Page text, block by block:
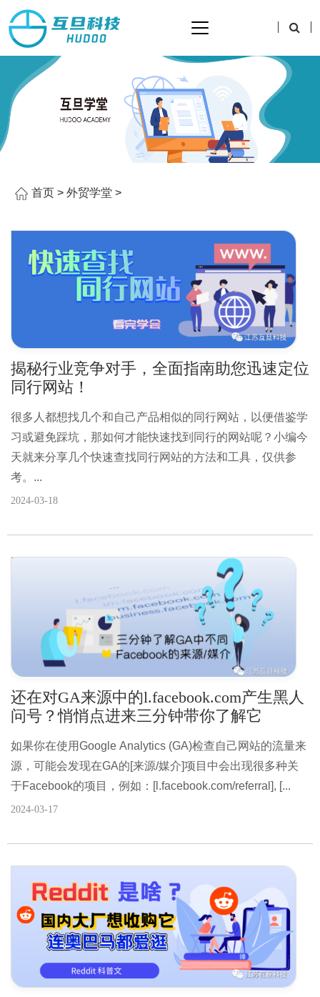
首页 > 外贸学堂 >
揭秘行业竞争对手，全面指南助您迅速定位
同行网站！
很多人都想找几个和自己产品相似的同行网站，以便借鉴学
习或避免踩坑，那如何才能快速找到同行的网站呢？小编今
天就来分享几个快速查找同行网站的方法和工具，仅供参
考。...
2024-03-18
还在对GA来源中的l.facebook.com产生黑人
问号？悄悄点进来三分钟带你了解它
如果你在使用Google Analytics (GA)检查自己网站的流量来
源，可能会发现在GA的[来源/媒介]项目中会出现很多种关
于Facebook的项目，例如：[l.facebook.com/referral], [...
2024-03-17